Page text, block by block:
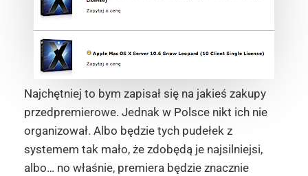
Najchętniej to bym zapisał się na jakieś zakupy
przedpremierowe. Jednak w Polsce nikt ich nie
organizował. Albo będzie tych pudełek z
systemem tak mało, że zdobędą je najsilniejsi,
albo… no właśnie, premiera będzie znacznie